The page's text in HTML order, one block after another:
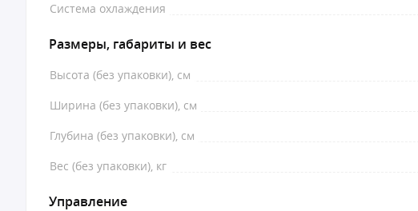
Система охлаждения
Размеры, габариты и вес
Высота (без упаковки), см
Ширина (без упаковки), см
Глубина (без упаковки), см
Вес (без упаковки), кг
Управление